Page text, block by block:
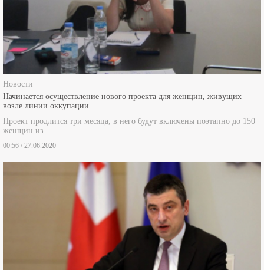
Новости
Начинается осуществление нового проекта для женщин, живущих
возле линии оккупации
Проект продлится три месяца, в него будут включены поэтапно до 150
женщин из
00:56 / 27.06.2020